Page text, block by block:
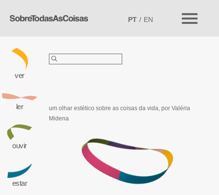
PT EN
ver
ler
ouvir
estar
Pesquisar
por:
um olhar estético sobre as coisas da vida, por Valéria
Midena